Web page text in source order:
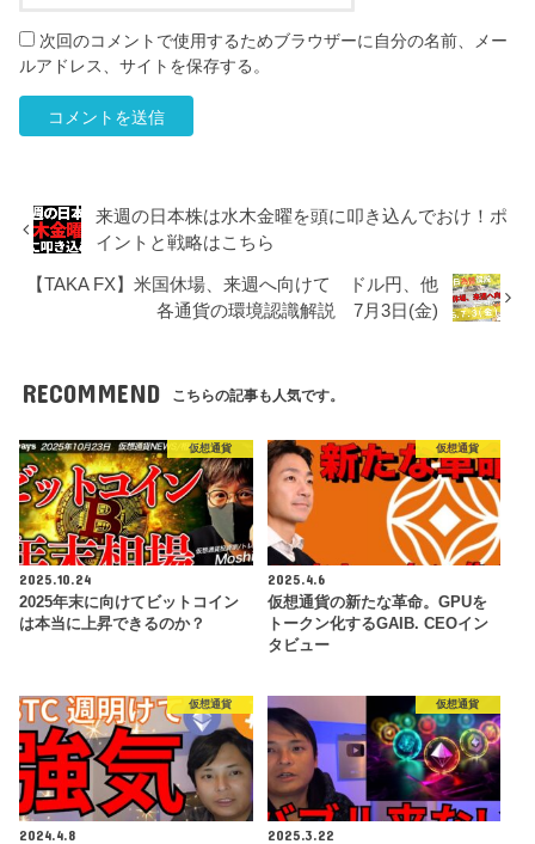
次回のコメントで使用するためブラウザーに自分の名前、メー
ルアドレス、サイトを保存する。
来週の日本株は水木金曜を頭に叩き込んでおけ！ポ
イントと戦略はこちら
【TAKA FX】米国休場、来週へ向けて ドル円、他
各通貨の環境認識解説 7月3日(金)
RECOMMEND こちらの記事も人気です。
仮想通貨
2025.10.24
2025年末に向けてビットコイン
は本当に上昇できるのか？
仮想通貨
2025.4.6
仮想通貨の新たな革命。GPUを
トークン化するGAIB. CEOイン
タビュー
仮想通貨
2024.4.8
仮想通貨
2025.3.22